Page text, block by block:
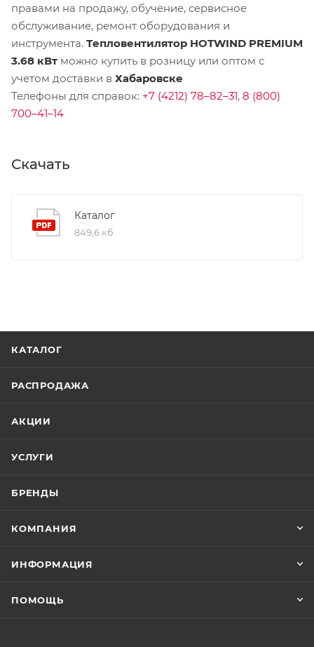
правами на продажу, обучение, сервисное
обслуживание, ремонт оборудования и
инструмента. Тепловентилятор HOTWIND PREMIUM
3.68 кВт можно купить в розницу или оптом с
учетом доставки в Хабаровске
Телефоны для справок: +7 (4212) 78–82–31, 8 (800)
700–41–14
Скачать
Каталог
849,6 кб
КАТАЛОГ
РАСПРОДАЖА
АКЦИИ
УСЛУГИ
БРЕНДЫ
КОМПАНИЯ
ИНФОРМАЦИЯ
ПОМОЩЬ